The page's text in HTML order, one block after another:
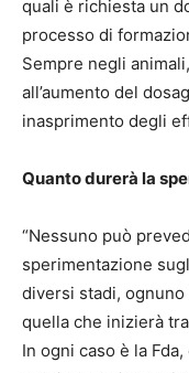
quali è richiesta un
processo di
Sempre negli
all’aumento del
inasprimento degli
Quanto durerà la
“Nessuno può
sperimentazione
diversi stadi,
quella che inizierà
In ogni caso è la